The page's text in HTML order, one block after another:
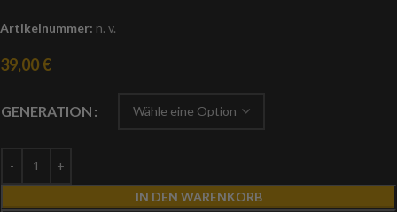
Artikelnummer: n. v.
39,00€
GENERATION
IN DEN WARENKORB